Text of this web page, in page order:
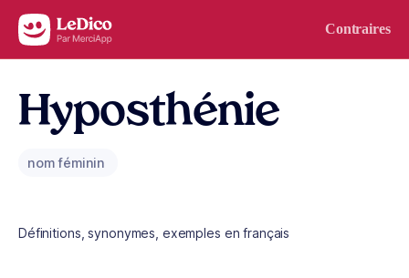
Aller au contenu Contraires
Hyposthénie
nom féminin
Définitions, synonymes, exemples en français